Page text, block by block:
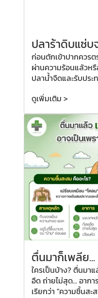
ปลาร้าดิบแซ่บ
ก่อนตักเข้าปากควรต
ผ่านความร้อนแล้วหรื
ปลาน้ำจืดและรับประ
ดูเพิ่มเติม >
ตื่นมาก็เพลีย...
ใครเป็นบ้าง? ตื่นมา
อืด ถ่ายไม่สุด... อาก
เรียกว่า "ความชื้นสะ